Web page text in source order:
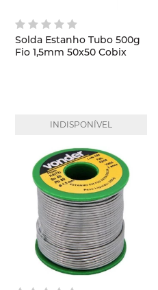
Solda Estanho Tubo 500g
Fio 1,5mm 50x50 Cobix
INDISPONÍVEL